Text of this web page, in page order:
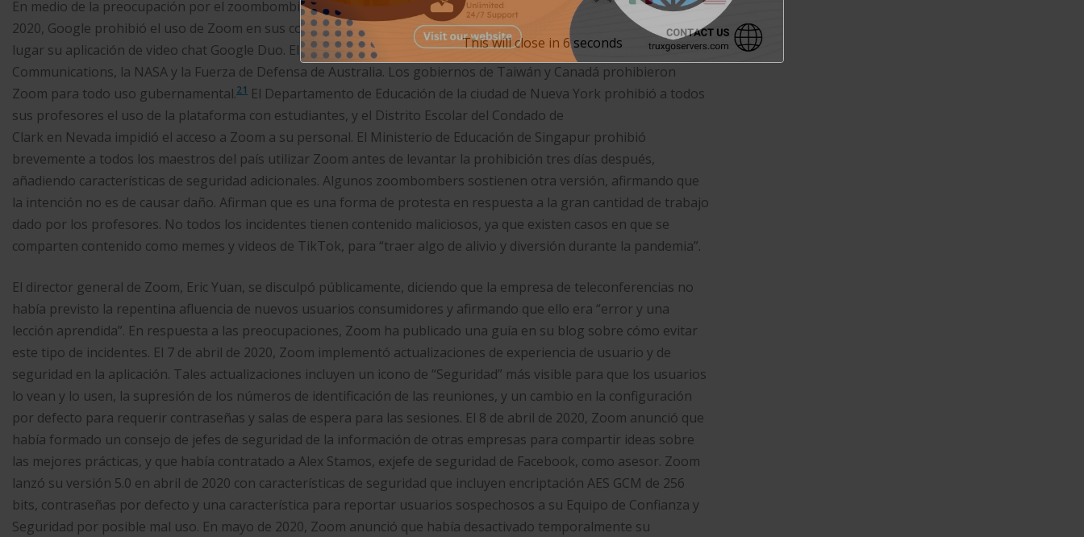
En medio de la preocupación por el zoombombing, varias organizaciones prohibieron el uso de Zoom. En abril del
2020, Google prohibió el uso de Zoom en sus computadoras corporativas, dirigiendo a los empleados a usar en su
lugar su aplicación de video chat Google Duo. El uso de Zoom también fue prohibido por SpaceX, Smart
Communications, la NASA y la Fuerza de Defensa de Australia. Los gobiernos de Taiwán y Canadá prohibieron
Zoom para todo uso gubernamental.21 ​ El Departamento de Educación de la ciudad de Nueva York prohibió a todos
sus profesores el uso de la plataforma con estudiantes, y el Distrito Escolar del Condado de
Clark en Nevada impidió el acceso a Zoom a su personal. El Ministerio de Educación de Singapur prohibió
brevemente a todos los maestros del país utilizar Zoom antes de levantar la prohibición tres días después,
añadiendo características de seguridad adicionales.​ Algunos zoombombers sostienen otra versión, afirmando que
la intención no es de causar daño. Afirman que es una forma de protesta en respuesta a la gran cantidad de trabajo
dado por los profesores. No todos los incidentes tienen contenido maliciosos, ya que existen casos en que se
comparten contenido como memes y videos de TikTok, para “traer algo de alivio y diversión durante la pandemia”.​
El director general de Zoom, Eric Yuan, se disculpó públicamente, diciendo que la empresa de teleconferencias no
había previsto la repentina afluencia de nuevos usuarios consumidores y afirmando que ello era “error y una
lección aprendida”.​ En respuesta a las preocupaciones, Zoom ha publicado una guía en su blog sobre cómo evitar
este tipo de incidentes. El 7 de abril de 2020, Zoom implementó actualizaciones de experiencia de usuario y de
seguridad en la aplicación. Tales actualizaciones incluyen un icono de “Seguridad” más visible para que los usuarios
lo vean y lo usen, la supresión de los números de identificación de las reuniones, y un cambio en la configuración
por defecto para requerir contraseñas y salas de espera para las sesiones. El 8 de abril de 2020, Zoom anunció que
había formado un consejo de jefes de seguridad de la información de otras empresas para compartir ideas sobre
las mejores prácticas, y que había contratado a Alex Stamos, exjefe de seguridad de Facebook, como asesor. Zoom
lanzó su versión 5.0 en abril de 2020 con características de seguridad que incluyen encriptación AES GCM de 256
bits, contraseñas por defecto y una característica para reportar usuarios sospechosos a su Equipo de Confianza y
Seguridad por posible mal uso. En mayo de 2020, Zoom anunció que había desactivado temporalmente su
This will close in 5seconds